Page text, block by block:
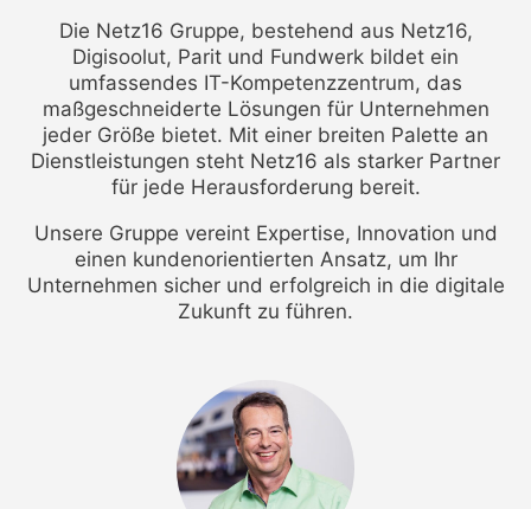
Die Netz16 Gruppe, bestehend aus Netz16,
Digisoolut, Parit und Fundwerk bildet ein
umfassendes IT-Kompetenzzentrum, das
maßgeschneiderte Lösungen für Unternehmen
jeder Größe bietet. Mit einer breiten Palette an
Dienstleistungen steht Netz16 als starker Partner
für jede Herausforderung bereit.
Unsere Gruppe vereint Expertise, Innovation und
einen kundenorientierten Ansatz, um Ihr
Unternehmen sicher und erfolgreich in die digitale
Zukunft zu führen.